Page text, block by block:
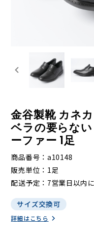
金谷製靴 カネ
ベラの要らな
ーファー 1足
商品番号
a10148
販売単位
1足
配送予定
7営業日以内
サイズ交換可
詳細はこちら